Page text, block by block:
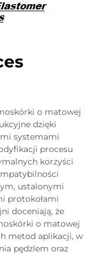
o matowej
dzięki
systemami
procesu
korzyści
ustalonymi
protokołami
doceniają, że
o matowej
metod aplikacji, w
pędzlem oraz